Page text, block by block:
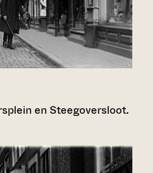
en Steegoversloot.